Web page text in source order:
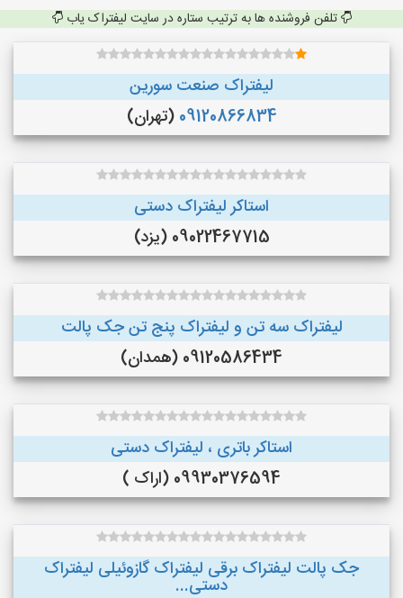
تلفن فروشنده ها به ترتیب ستاره در سایت لیفتراک یاب
لیفتراک صنعت سورین
09120866834 (تهران)
استاکر لیفتراک دستی
09022467715 (یزد)
لیفتراک سه تن و لیفتراک پنج تن جک پالت
09120586434 (همدان)
استاکر باتری ، لیفتراک دستی
09930376594 (اراک )
جک پالت لیفتراک برقی لیفتراک گازوئیلی لیفتراک
دستی...